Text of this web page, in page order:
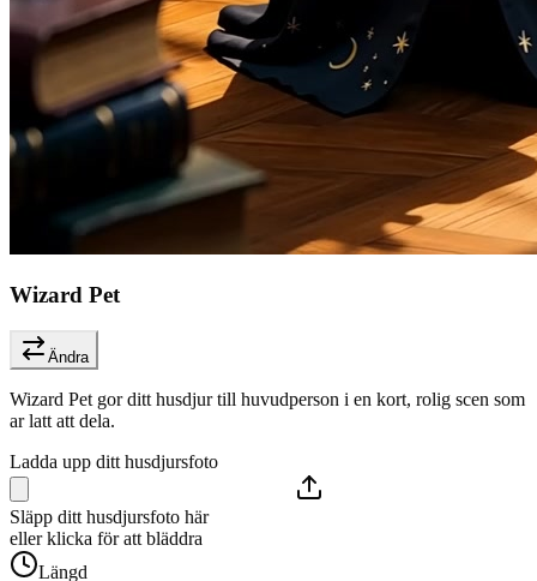
Wizard Pet
Ändra
Wizard Pet gor ditt husdjur till huvudperson i en kort, rolig scen som
ar latt att dela.
Ladda upp ditt husdjursfoto
Släpp ditt husdjursfoto här
eller klicka för att bläddra
Längd